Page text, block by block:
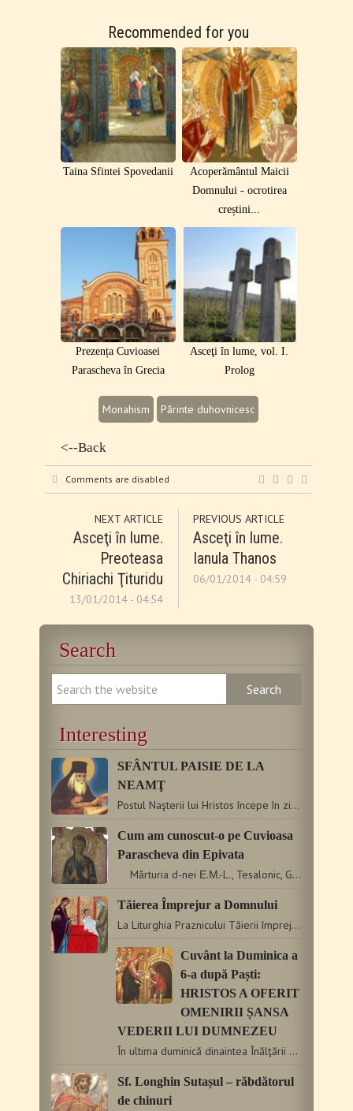
Recommended for you
Taina Sfintei Spovedanii
Acoperământul Maicii
Domnului - ocrotirea
creștini...
Prezența Cuvioasei
Parascheva în Grecia
Asceţi în lume, vol. I.
Prolog
Monahism Părinte duhovnicesc
<--Back
Comments are disabled
NEXT ARTICLE
Asceţi în lume.
Preoteasa
Chiriachi Ţituridu
13/01/2014 - 04:54
PREVIOUS ARTICLE
Asceţi în lume.
Ianula Thanos
06/01/2014 - 04:59
Search
Interesting
SFÂNTUL PAISIE DE LA
NEAMŢ
Postul Naşterii lui Hristos începe în ziua a 15-a a lunii…
Cum am cunoscut-o pe Cuvioasa
Parascheva din Epivata
Mărturia d-nei Ε.Μ.-L., Tesalonic, Grecia «În…
Tăierea Împrejur a Domnului
La Liturghia Praznicului Tăierii împrejur cea după trup a…
Cuvânt la Duminica a
6-a după Paști:
HRISTOS A OFERIT
OMENIRII ȘANSA
VEDERII LUI DUMNEZEU
În ultima duminică dinaintea Înălţării Domnului, numită…
Sf. Longhin Sutașul – răbdătorul
de chinuri